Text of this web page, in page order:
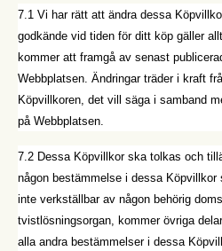
7.1 Vi har rätt att ändra dessa
godkände vid tiden för ditt köp gäller
kommer att framgå av senast
Webbplatsen. Ändringar träder i kraft
Köpvillkoren, det vill säga i samband
på Webbplatsen.
7.2 Dessa Köpvillkor ska tolkas och
någon bestämmelse i dessa
inte verkställbar av någon behörig
tvistlösningsorgan, kommer övriga
alla andra bestämmelser i dessa